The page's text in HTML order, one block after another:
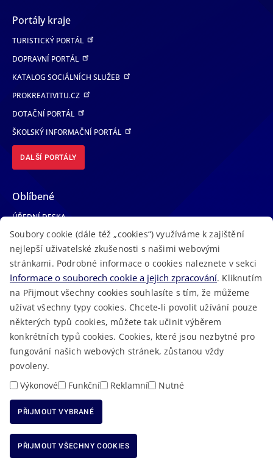
Portály kraje
TURISTICKÝ PORTÁL
DOPRAVNÍ PORTÁL
KATALOG SOCIÁLNÍCH SLUŽEB
PROKREATIVITU.CZ
DOTAČNÍ PORTÁL
ŠKOLSKÝ INFORMAČNÍ PORTÁL
DALŠÍ PORTÁLY
Oblíbené
ÚŘEDNÍ DESKA
TELEFONNÍ SEZNAM
LÉKAŘSKÁ POHOTOVOST
VOLNÁ MÍSTA
AKTUALITY
2023 © Královéhradecký kraj • Vytvořeno vMacron Software
RSS • Mapa stránek •Cookies Prohlášení o přístupnosti
Soubory cookie (dále též „cookies“) využíváme k zajištění
nejlepší uživatelské zkušenosti s našimi webovými
stránkami. Podrobné informace o cookies naleznete v sekci
Informace o souborech cookie a jejich zpracování. Kliknutím
na Přijmout všechny cookies souhlasíte s tím, že můžeme
užívat všechny typy cookies. Chcete-li povolit užívání pouze
některých typů cookies, můžete tak učinit výběrem
konkrétních typů cookies. Cookies, které jsou nezbytné pro
fungování našich webových stránek, zůstanou vždy
povoleny.
Výkonové
Funkční Reklamní Nutné
PŘIJMOUT VYBRANÉ
PŘIJMOUT VŠECHNY COOKIES
ODMÍTNOUT VŠECHNY COOKIES